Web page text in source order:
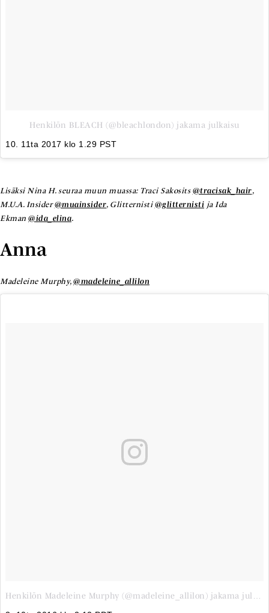
Henkilön BLEACH (@bleachlondon) jakama julkaisu
10. 11ta 2017 klo 1.29 PST
Lisäksi Nina H. seuraa muun muassa: Traci Sakosits @tracisak_hair,
M.U.A. Insider@muainsider, Glitternisti @glitternisti ja Ida
Ekman @ida_elina.
Anna
Madeleine Murphy, @madeleine_allilon